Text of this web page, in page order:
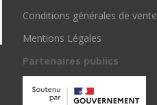
Conditions générales de vente
Mentions Légales
Partenaires publics